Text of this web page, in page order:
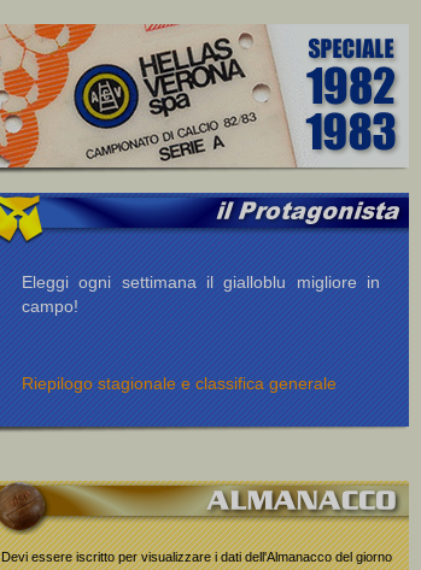
Eleggi ogni settimana il gialloblu migliore in
campo!
Riepilogo stagionale e classifica generale
Devi essere iscritto per visualizzare i dati dell'Almanacco del giorno